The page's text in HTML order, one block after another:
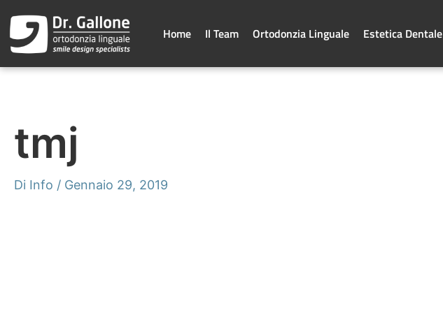
contenuto
Home Il Team Ortodonzia Linguale Estetica Dentale
tmj
Di Info / Gennaio 29, 2019